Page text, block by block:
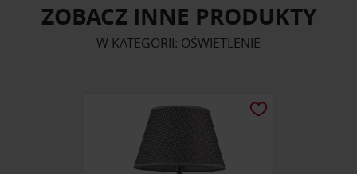
ZOBACZ INNE PRODUKTY
W KATEGORII: OŚWIETLENIE